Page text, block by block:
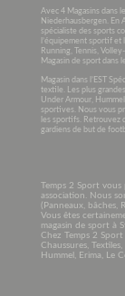
Avec 4 Magasins dans
Niederhausbergen. En
spécialiste des sports
l’équipement sportif et
Running, Tennis,
Magasin de sport dans
Magasin dans l’EST
textile. Les plus
Under Armour,
sportives. Nous vous
les sportifs. Retrouvez
gardiens de but de
Temps 2 Sport
association. Nous
(Panneaux, bâches,
Vous êtes
magasin de sport à
Chez Temps 2
Chaussures,
Hummel, Erima, Le